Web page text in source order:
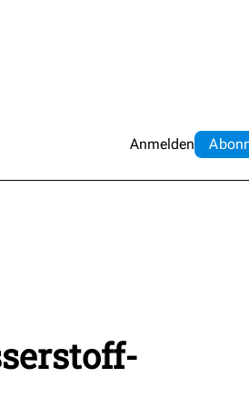
Anmelden Abo